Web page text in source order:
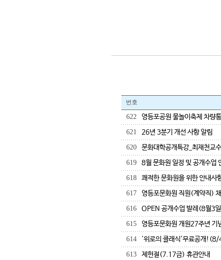
번호
622 영등포공원 물놀이축제 차
621 26년 3분기 개선 사항 알림
620 문화대학공개특강_최재천교
619 8월 문화원 일정 및 공개수업
618 쾌적한 문화원을 위한 안내사
617 영등포문화원 직원(계약직)
616 OPEN 공개수업 발레(8월3
615 영등포문화원 개원27주년 기
614 '위로의 클래식'무료공개!(8/
613 제헌절(7.17금) 휴관안내